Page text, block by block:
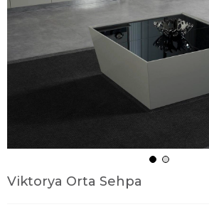
Viktorya Orta Sehpa